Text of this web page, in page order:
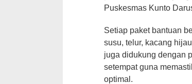
Puskesmas Kunto
Setiap paket bantuan
susu, telur, kacang
juga didukung dengan
setempat guna
optimal.